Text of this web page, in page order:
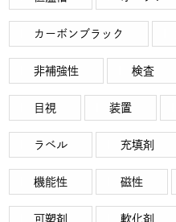
カーボンブラック
非補強性 検査
目視 装置
ラベル 充填剤
機能性 磁性
可塑剤 軟化剤